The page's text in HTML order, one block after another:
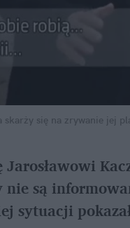
skarży się na zrywanie jej
są
sytuacji